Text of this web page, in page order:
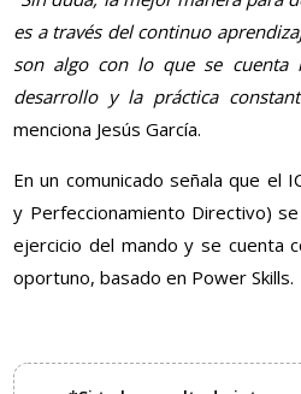
es a través del continuo
son algo con lo que se cuenta
desarrollo y la práctica
menciona Jesús García.
En un comunicado señala que el
y Perfeccionamiento Directivo)
ejercicio del mando y se cuenta
oportuno, basado en Power Skills.